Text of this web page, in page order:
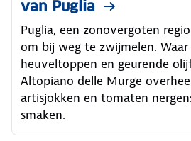
van Puglia
Puglia, een zonovergoten
om bij weg te zwijmelen.
heuveltoppen en geurende
Altopiano delle Murge
artisjokken en tomaten
smaken.